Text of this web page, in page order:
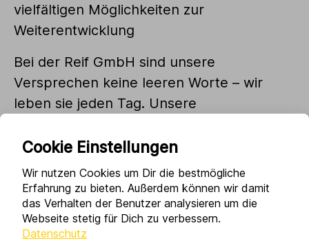
vielfältigen Möglichkeiten zur
Weiterentwicklung
Bei der Reif GmbH sind unsere
Versprechen keine leeren Worte – wir
leben sie jeden Tag. Unsere
Vertrauen, Respekt und echter
Wertschätzung.
Cookie Einstellungen
Wir nutzen Cookies um Dir die bestmögliche
Erfahrung zu bieten. Außerdem können wir damit
das Verhalten der Benutzer analysieren um die
Webseite stetig für Dich zu verbessern.
Datenschutz